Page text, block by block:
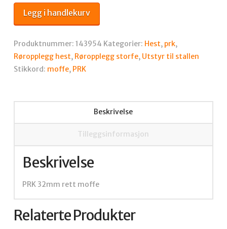
rett
moffe
Legg i handlekurv
Produktnummer: 143954 Kategorier: Hest, prk,
Røropplegg hest, Røropplegg storfe, Utstyr til stallen
Stikkord: moffe, PRK
Beskrivelse
Tilleggsinformasjon
Beskrivelse
PRK 32mm rett moffe
Relaterte Produkter